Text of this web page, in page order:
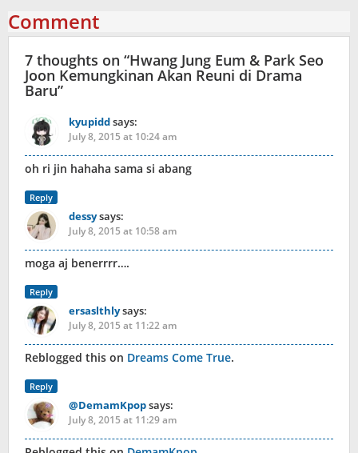
Comment
7 thoughts on “Hwang Jung Eum & Park Seo
Joon Kemungkinan Akan Reuni di Drama
Baru”
kyupiddsays:
July 8, 2015 at 10:24 am
oh ri jin hahaha sama si abang
Reply
dessysays:
July 8, 2015 at 10:58 am
moga aj benerrrr….
Reply
ersaslthlysays:
July 8, 2015 at 11:22 am
Reblogged this on Dreams Come True.
Reply
@DemamKpopsays:
July 8, 2015 at 11:29 am